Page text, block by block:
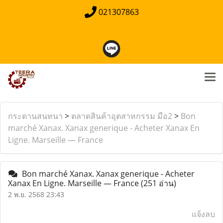
021307863
กระดานสนทนา > ตลาดสินค้าอุตสาหกรรม มือ2> Bon
marché Xanax. Xanax generique - Acheter Xanax En
Ligne. Marseille — France
Bon marché Xanax. Xanax generique - Acheter
Xanax En Ligne. Marseille — France(251 อ่าน)
2 พ.ย. 2568 23:43
แจ้งลบ